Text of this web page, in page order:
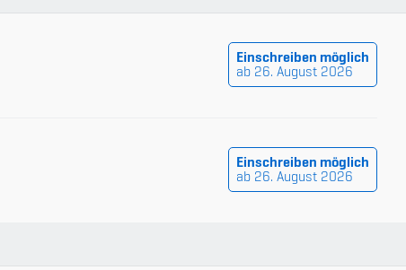
Einschreiben möglich
ab 26. August 2026
Einschreiben möglich
ab 26. August 2026